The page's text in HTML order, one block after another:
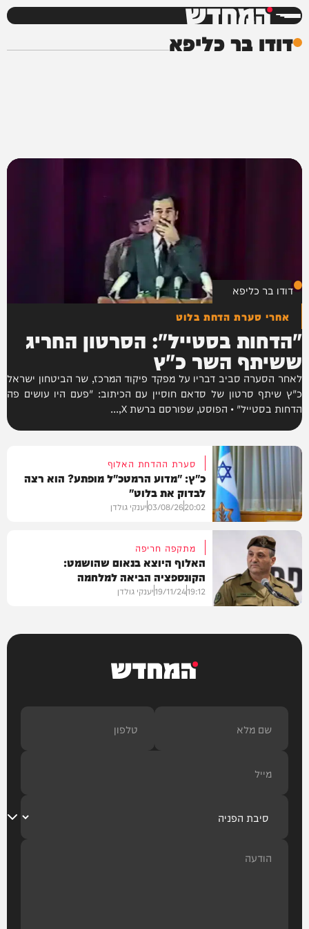
המחדש
דודו בר כליפא
דודו בר כליפא
אחרי סערת הדחת בלוט
"הדחות בסטייל": הסרטון החריג
ששיתף השר כ"ץ
לאחר הסערה סביב דבריו על מפקד פיקוד המרכז, שר הביטחון ישראל
כ"ץ שיתף סרטון של סדאם חוסיין עם הכיתוב: "פעם היו עושים פה
הדחות בסטייל" • הפוסט, שפורסם ברשת X,...
צבא וביטחון
סערת ההדחת האלוף
כ"ץ: "מדוע הרמטכ"ל מופתע? הוא רצה
לבדוק את בלוט"
20:02
03/08/26יענקי גולדן
מתקפה חריפה
האלוף היוצא בנאום שהושמט:
הקונספציה הביאה למלחמה
19:12
19/11/24יענקי גולדן
המחדש